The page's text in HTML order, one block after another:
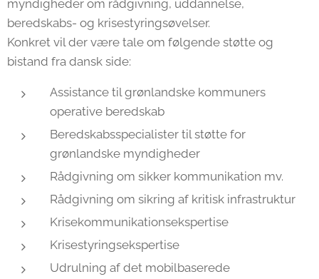
myndigheder om rådgivning, uddannelse,
beredskabs- og krisestyringsøvelser.
Konkret vil der være tale om følgende støtte og
bistand fra dansk side:
Assistance til grønlandske kommuners
operative beredskab
Beredskabsspecialister til støtte for
grønlandske myndigheder
Rådgivning om sikker kommunikation mv.
Rådgivning om sikring af kritisk infrastruktur
Krisekommunikationsekspertise
Krisestyringsekspertise
Udrulning af det mobilbaserede